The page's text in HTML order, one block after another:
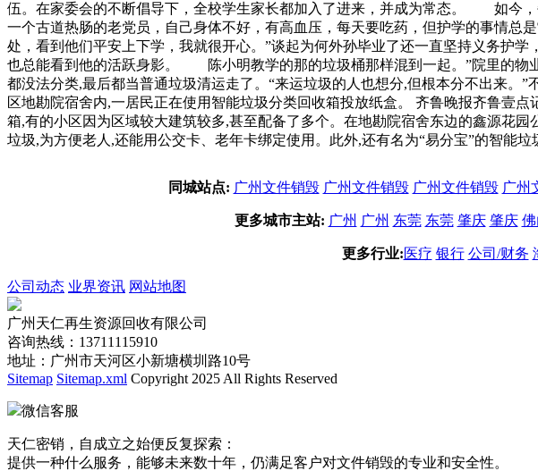
伍。在家委会的不断倡导下，全校学生家长都加入了进来，并成为常态。 如今
一个古道热肠的老党员，自己身体不好，有高血压，每天要吃药，但护学的事情
处，看到他们平安上下学，我就很开心。”谈起为何外孙毕业了还一直坚持义
也总能看到他的活跃身影。 陈小明教学的那的垃圾桶那样混到一起。”院里的物
都没法分类,最后都当普通垃圾清运走了。“来运垃圾的人也想分,但根本分不出来。
区地勘院宿舍内,一居民正在使用智能垃圾分类回收箱投放纸盒。 齐鲁晚报齐鲁壹
箱,有的小区因为区域较大建筑较多,甚至配备了多个。在地勘院宿舍东边的鑫源花
垃圾,为方便老人,还能用公交卡、老年卡绑定使用。此外,还有名为“易分宝”的智能
同城站点: 广州文件销毁 广州文件销毁 广州文件销毁 广州
更多城市主站: 广州 广州 东莞 东莞 肇庆 肇庆
更多行业: 医疗 银行 公司/财务
公司动态 业界资讯 网站地图
广州天仁再生资源回收有限公司
咨询热线：13711115910
地址：广州市天河区小新塘横圳路10号
Sitemap Sitemap.xml Copyright 2025 All Rights Reserved
微信客服
天仁密销，自成立之始便反复探索：
提供一种什么服务，能够未来数十年，仍满足客户对文件销毁的专业和安全性。